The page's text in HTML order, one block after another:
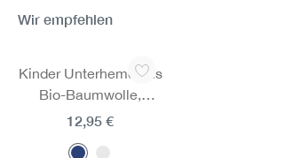
Wir empfehlen
Kinder Unterhemd aus
Bio-Baumwolle,
Fairtrade
12,95 €